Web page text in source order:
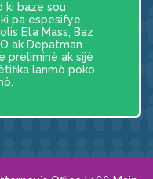
ki baze sou
pa espesifye.
Eta Mass, Baz
ak Depatman
preliminè ak sijè
lanmò poko